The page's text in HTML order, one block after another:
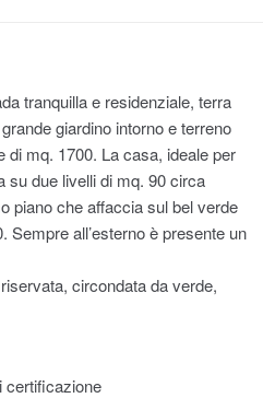
tranquilla e residenziale, terra
giardino intorno e terreno
di mq. 1700. La casa, ideale per
su due livelli di mq. 90 circa
piano che affaccia sul bel verde
Sempre all’esterno è presente un
circondata da verde,
certificazione